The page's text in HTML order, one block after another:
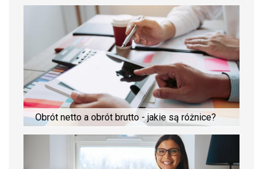
Obrót netto a obrót brutto - jakie są różnice?